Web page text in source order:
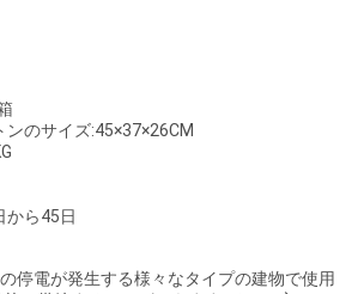
ンのサイズ:45×37×26CM
から45日
停電が発生する様々なタイプの建物で使用